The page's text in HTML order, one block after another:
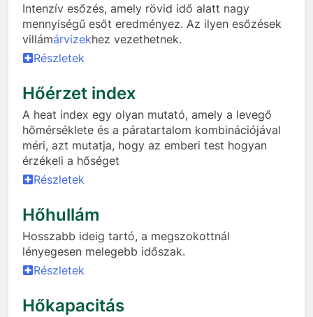
Intenzív esőzés, amely rövid idő alatt nagy
mennyiségű esőt eredményez. Az ilyen esőzések
villámárvizekhez vezethetnek.
Részletek
Hőérzet index
A heat index egy olyan mutató, amely a levegő
hőmérséklete és a páratartalom kombinációjával
méri, azt mutatja, hogy az emberi test hogyan
érzékeli a hőséget
Részletek
Hőhullám
Hosszabb ideig tartó, a megszokottnál
lényegesen melegebb időszak.
Részletek
Hőkapacitás